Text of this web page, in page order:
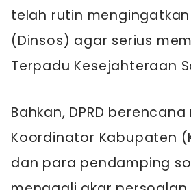
telah rutin mengingatkan
(Dinsos) agar serius
Terpadu Kesejahteraan
Bahkan, DPRD
Koordinator Kabupaten
dan para pendamping